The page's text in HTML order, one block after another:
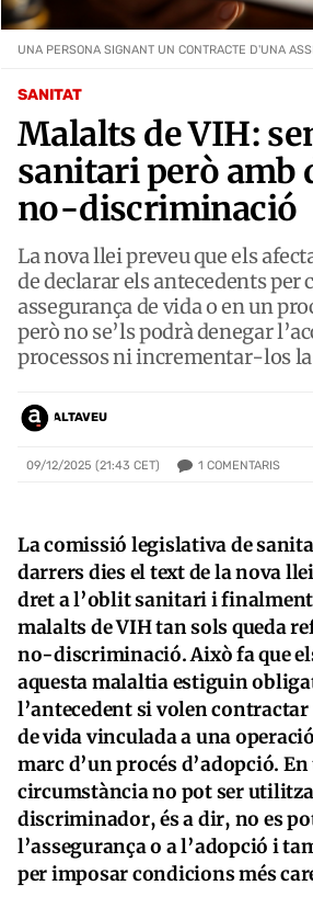
SANITAT
Malalts de VIH:
sanitari però amb
no-discriminació
La nova llei preveu que els
de declarar els antecedents per
assegurança de vida o en un
però no se’ls podrà denegar
processos ni incrementar-los
ALTAVEU
09/12/2025 (21:43 CET) 1 COMENTARIS
UNA PERSONA SIGNANT UN CONTRACTE D'UNA
La comissió legislativa de
darrers dies el text de la nova
dret a l’oblit sanitari i
malalts de VIH tan sols queda
no-discriminació. Això fa que
aquesta malaltia estiguin
l’antecedent si volen contractar
de vida vinculada a una
marc d’un procés d’adopció.
circumstància no pot ser
discriminador, és a dir, no es
l’assegurança o a l’adopció i
per imposar condicions més